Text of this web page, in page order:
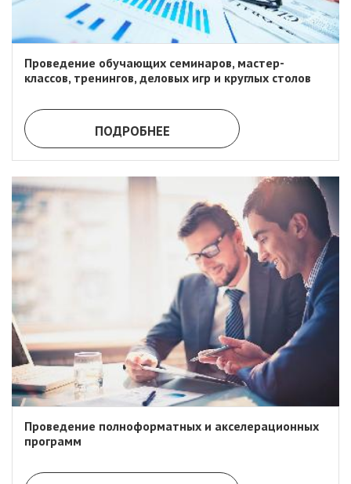
Проведение обучающих семинаров, мастер-
классов, тренингов, деловых игр и круглых столов
ПОДРОБНЕЕ
Проведение полноформатных и акселерационных
программ